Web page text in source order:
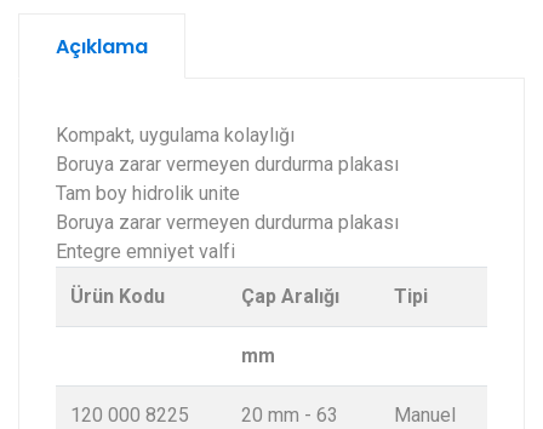
Açıklama
Kompakt, uygulama kolaylığı
Boruya zarar vermeyen durdurma plakası
Tam boy hidrolik unite
Boruya zarar vermeyen durdurma plakası
Entegre emniyet valfi
Ürün Kodu
Çap Aralığı Tipi
mm
120 000 8225
20 mm - 63
Manuel